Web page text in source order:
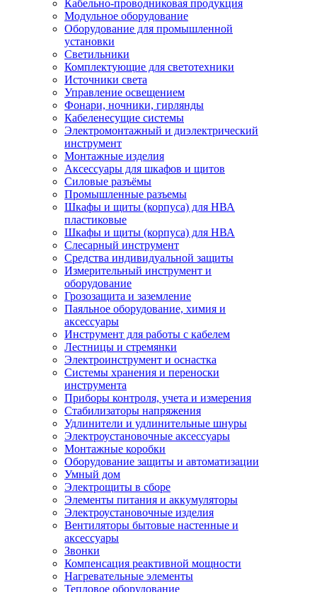
Кабельно-проводниковая продукция
Модульное оборудование
Оборудование для промышленной
установки
Светильники
Комплектующие для светотехники
Источники света
Управление освещением
Фонари, ночники, гирлянды
Кабеленесущие системы
Электромонтажный и диэлектрический
инструмент
Монтажные изделия
Аксессуары для шкафов и щитов
Силовые разъёмы
Промышленные разъемы
Шкафы и щиты (корпуса) для НВА
пластиковые
Шкафы и щиты (корпуса) для НВА
Слесарный инструмент
Средства индивидуальной защиты
Измерительный инструмент и
оборудование
Грозозащита и заземление
Паяльное оборудование, химия и
аксессуары
Инструмент для работы с кабелем
Лестницы и стремянки
Электроинструмент и оснастка
Системы хранения и переноски
инструмента
Приборы контроля, учета и измерения
Стабилизаторы напряжения
Удлинители и удлинительные шнуры
Электроустановочные аксессуары
Монтажные коробки
Оборудование защиты и автоматизации
Умный дом
Электрощиты в сборе
Элементы питания и аккумуляторы
Электроустановочные изделия
Вентиляторы бытовые настенные и
аксессуары
Звонки
Компенсация реактивной мощности
Нагревательные элементы
Тепловое оборудование